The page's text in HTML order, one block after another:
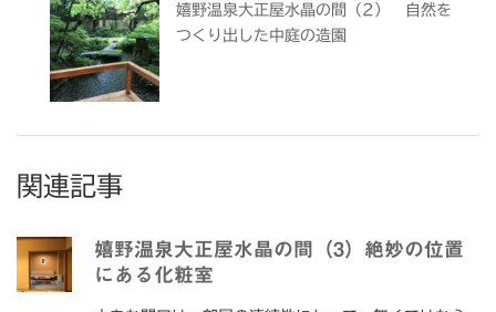
嬉野温泉大正屋水晶の間（2） 自然を
つくり出した中庭の造園
関連記事
嬉野温泉大正屋水晶の間（3）絶妙の位置
にある化粧室